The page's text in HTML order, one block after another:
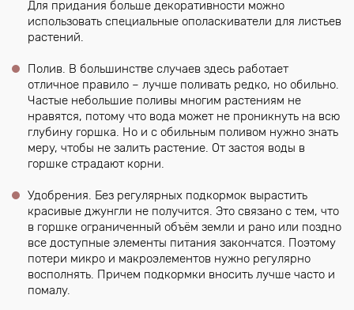
Для придания больше декоративности можно
использовать специальные ополаскиватели для листьев
растений.
Полив. В большинстве случаев здесь работает
отличное правило – лучше поливать редко, но обильно.
Частые небольшие поливы многим растениям не
нравятся, потому что вода может не проникнуть на всю
глубину горшка. Но и с обильным поливом нужно знать
меру, чтобы не залить растение. От застоя воды в
горшке страдают корни.
Удобрения. Без регулярных подкормок вырастить
красивые джунгли не получится. Это связано с тем, что
в горшке ограниченный объём земли и рано или поздно
все доступные элементы питания закончатся. Поэтому
потери микро и макроэлементов нужно регулярно
восполнять. Причем подкормки вносить лучше часто и
помалу.